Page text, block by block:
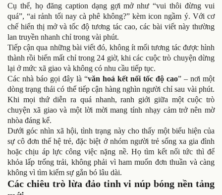
Cụ thể, họ đăng caption dạng gợi mở như “vui thôi đừng vui
quá”, “ai rảnh tối nay cà phê không?” kèm icon ngầm ý. Với cơ
chế hiển thị mở và tốc độ tương tác cao, các bài viết này thường
lan truyền nhanh chỉ trong vài phút.
Tiếp cận qua những bài viết đó, không ít mối tương tác được hình
thành rồi biến mất chỉ trong 24 giờ, khi các cuộc trò chuyện dừng
lại ở mức xã giao và không có nhu cầu tiếp tục.
Các nhà báo gọi đây là “văn hoá kết nối tốc độ cao” – nơi một
dòng trạng thái có thể tiếp cận hàng nghìn người chỉ sau vài phút.
Khi mọi thứ diễn ra quá nhanh, ranh giới giữa một cuộc trò
chuyện xã giao và một lời mời mang tính nhạy cảm trở nên mờ
nhòa đáng kể.
Dưới góc nhìn xã hội, tình trạng này cho thấy một biểu hiện của
sự cô đơn thế hệ trẻ, đặc biệt ở nhóm người trẻ sống xa gia đình
hoặc chịu áp lực công việc nặng nề. Họ tìm kết nối tức thì để
khỏa lấp trống trải, không phải vì ham muốn đơn thuần và càng
không vì tìm kiếm sự gắn bó lâu dài.
Các chiêu trò lừa đảo tinh vi núp bóng nền tảng